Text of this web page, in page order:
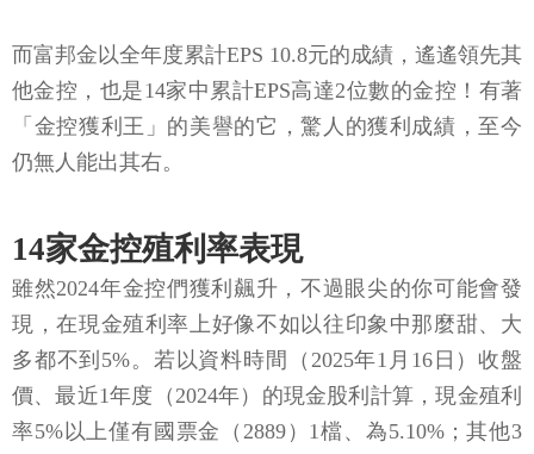
而富邦金以全年度累計EPS 10.8元的成績，遙遙領先其
他金控，也是14家中累計EPS高達2位數的金控！有著
「金控獲利王」的美譽的它，驚人的獲利成績，至今
仍無人能出其右。
14家金控殖利率表現
雖然2024年金控們獲利飆升，不過眼尖的你可能會發
現，在現金殖利率上好像不如以往印象中那麼甜、大
多都不到5%。若以資料時間（2025年1月16日）收盤
價、最近1年度（2024年）的現金股利計算，現金殖利
率5%以上僅有國票金（2889）1檔、為5.10%；其他3